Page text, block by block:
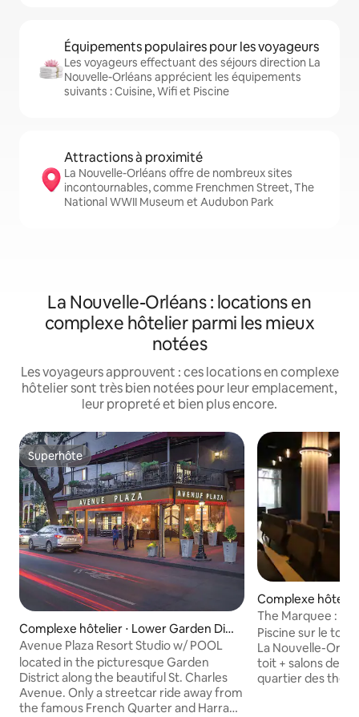
Équipements populaires pour les voyageurs
Les voyageurs effectuant des séjours direction La
Nouvelle-Orléans apprécient les équipements
suivants : Cuisine, Wifi et Piscine
Attractions à proximité
La Nouvelle-Orléans offre de nombreux sites
incontournables, comme Frenchmen Street, The
National WWII Museum et Audubon Park
La Nouvelle-Orléans : locations en
complexe hôtelier parmi les mieux
notées
Les voyageurs approuvent : ces locations en complexe
hôtelier sont très bien notées pour leur emplacement,
leur propreté et bien plus encore.
Superhôte
Superhôte
Complexe hôtelier ⋅ Lower Garden Dist
rict
Avenue Plaza Resort Studio w/ POOL
located in the picturesque Garden
District along the beautiful St. Charles
Avenue. Only a streetcar ride away from
the famous French Quarter and Harrah's
Complexe
strict
The Marquee : 2
Piscine sur le toit
La Nouvelle-Orléans Piscine chic
toit + salons
quartier des